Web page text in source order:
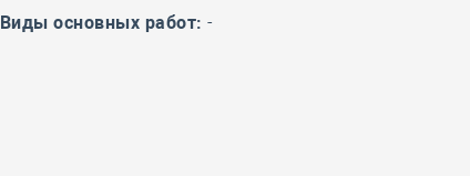
Виды основных работ: -